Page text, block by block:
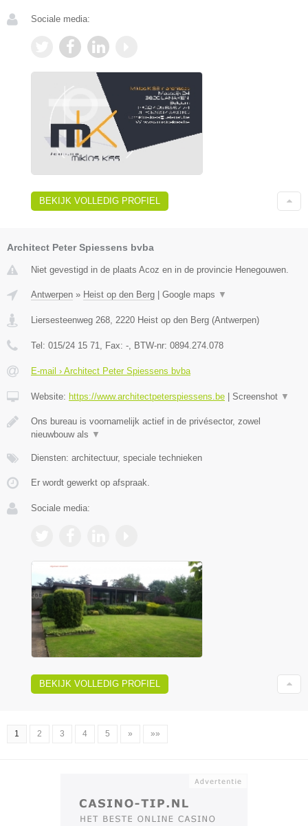
Sociale media:
BEKIJK VOLLEDIG PROFIEL
Architect Peter Spiessens bvba
Niet gevestigd in de plaats Acoz en in de provincie Henegouwen.
Antwerpen » Heist op den Berg Google maps ▼
Liersesteenweg 268, 2220 Heist op den Berg (Antwerpen)
Tel: 015/24 15 71, Fax: -, BTW-nr: 0894.274.078
E-mail › Architect Peter Spiessens bvba
Website: https://www.architectpeterspiessens.be Screenshot ▼
Ons bureau is voornamelijk actief in de privésector, zowel
nieuwbouw als ▼
Diensten: architectuur, speciale technieken
Er wordt gewerkt op afspraak.
Sociale media:
BEKIJK VOLLEDIG PROFIEL
1 2 3 4 5 » »»